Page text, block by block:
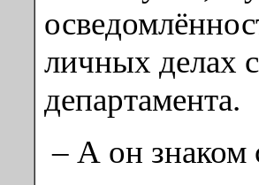
личных делах
департамента.
– А он знаком